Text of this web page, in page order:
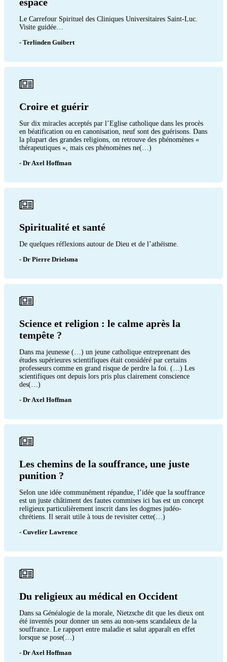
Le Carrefour Spirituel des Cliniques Universitaires Saint-Luc.
Visite guidée…
- Terlinden Guibert
Croire et guérir
Sur dix miracles acceptés par l’Eglise catholique dans les procès
en béatification ou en canonisation, neuf sont des guérisons. Dans
la plupart des grandes religions, on retrouve des phénomènes «
thérapeutiques », mais ces phénomènes ne(…)
- Dr Axel Hoffman
Spiritualité et santé
De quelques réflexions autour de Dieu et de l’athéisme.
- Dr Pierre Drielsma
Science et religion : le calme après la
tempête ?
Dans ma jeunesse (…) un jeune catholique entreprenant des
études supérieures scientifiques était considéré par certains
professeurs comme en grand risque de perdre la foi. (…) Les
scientifiques ont depuis lors pris plus clairement conscience
des(…)
- Dr Axel Hoffman
Les chemins de la souffrance, une juste
punition ?
Selon une idée communément répandue, l’idée que la souffrance
est un juste châtiment des fautes commises ici bas est un concept
religieux particulièrement inscrit dans les dogmes judéo-
chrétiens. Il serait utile à tous de revisiter cette(…)
- Cuvelier Lawrence
Du religieux au médical en Occident
Dans sa Généalogie de la morale, Nietzsche dit que les dieux ont
été inventés pour donner un sens au non-sens scandaleux de la
souffrance. Le rapport entre maladie et salut apparaît en effet
lorsque se pose(…)
- Dr Axel Hoffman